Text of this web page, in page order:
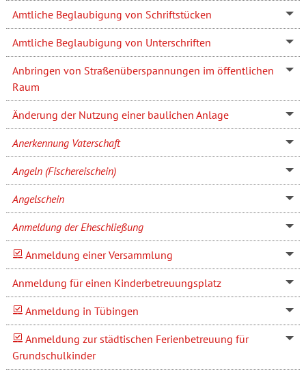
Amtliche Beglaubigung von Schriftstücken
Amtliche Beglaubigung von Unterschriften
Anbringen von Straßenüberspannungen im öffentlichen
Raum
Änderung der Nutzung einer baulichen Anlage
Anerkennung Vaterschaft
Angeln (Fischereischein)
Angelschein
Anmeldung der Eheschließung
Anmeldung einer Versammlung
Anmeldung für einen Kinderbetreuungsplatz
Anmeldung in Tübingen
Anmeldung zur städtischen Ferienbetreuung für
Grundschulkinder